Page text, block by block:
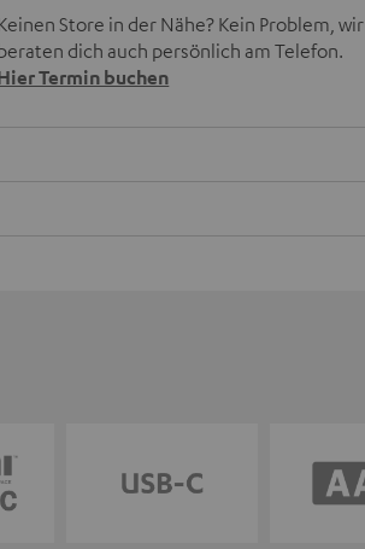
Store in der Nähe? Kein Problem, wir
dich auch persönlich am Telefon.
Termin buchen